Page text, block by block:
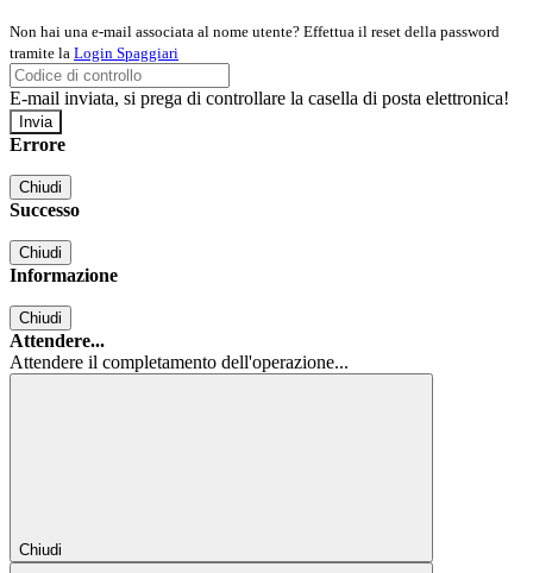
Non hai una e-mail associata al nome utente? Effettua il reset della password
tramite la Login Spaggiari
E-mail inviata, si prega di controllare la casella di posta elettronica!
Errore
Chiudi
Successo
Chiudi
Informazione
Chiudi
Attendere...
Attendere il completamento dell'operazione...
Chiudi